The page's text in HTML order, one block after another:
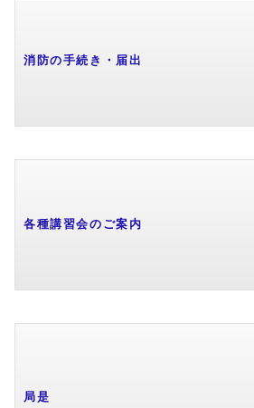
消防の手続き・届出
各種講習会のご案内
局是